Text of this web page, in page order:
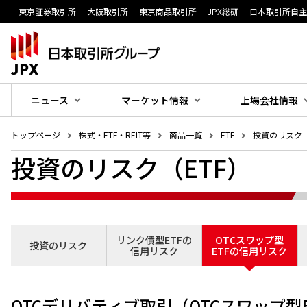
東京証券取引所 大阪取引所 東京商品取引所 JPX総研 日本取引所自
ニュース マーケット情報 上場会社情報
トップページ 株式・ETF・REIT等 商品一覧 ETF 投資のリスク
投資のリスク（ETF）
投資のリスク
リンク債型ETFの
信用リスク
OTCスワップ型
ETFの信用リスク